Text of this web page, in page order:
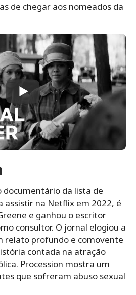
de chegar aos nomeados da
documentário da lista de
assistir na Netflix em 2022, é
e ganhou o escritor
consultor. O jornal elogiou a
relato profundo e comovente
contada na atração
Procession mostra um
que sofreram abuso sexual